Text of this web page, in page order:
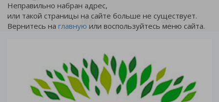
Неправильно набран адрес,
или такой страницы на сайте больше не существует.
Вернитесь на главную или воспользуйтесь меню сайта.